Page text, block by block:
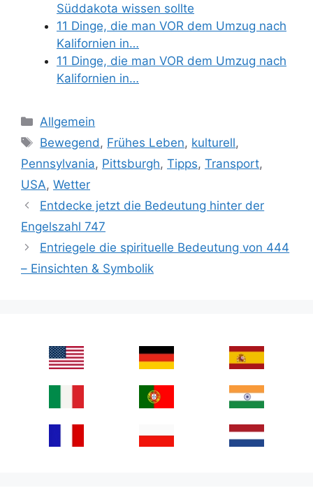
Süddakota wissen sollte
11 Dinge, die man VOR dem Umzug nach
Kalifornien in…
11 Dinge, die man VOR dem Umzug nach
Kalifornien in…
Categories
Allgemein
Tags
Bewegend, Frühes Leben, kulturell,
Pennsylvania, Pittsburgh, Tipps, Transport,
USA, Wetter
Entdecke jetzt die Bedeutung hinter der
Engelszahl 747
Entriegele die spirituelle Bedeutung von 444
– Einsichten & Symbolik